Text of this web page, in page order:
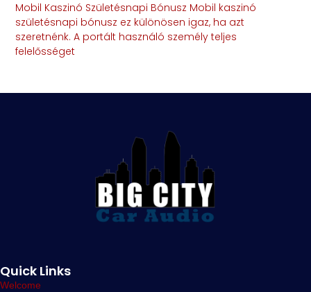
Mobil Kaszinó Születésnapi Bónusz Mobil kaszinó
születésnapi bónusz ez különösen igaz, ha azt
szeretnénk. A portált használó személy teljes
felelősséget
Quick Links
Welcome